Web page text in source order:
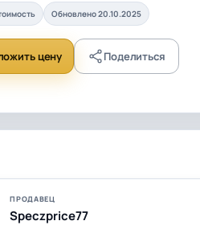
Обновлено 20.10.2025
цену Поделиться
ПРОДАВЕЦ
Speczprice77